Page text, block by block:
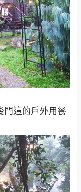
門這的戶外用餐